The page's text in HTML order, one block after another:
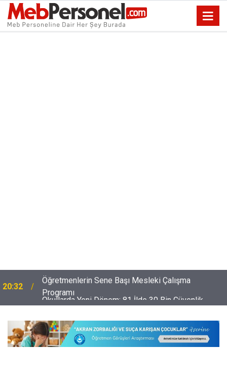
20:02
Okullarda Yeni Dönem: 81 İlde 30 Bin Güvenlik
Personeli Alınıyor! Şartlar Belli Oldu